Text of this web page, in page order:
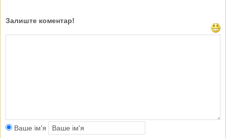
Залиште коментар!
Ваше ім'я